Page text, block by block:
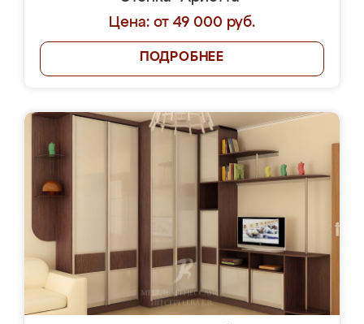
Цена: от 49 000 руб.
ПОДРОБНЕЕ